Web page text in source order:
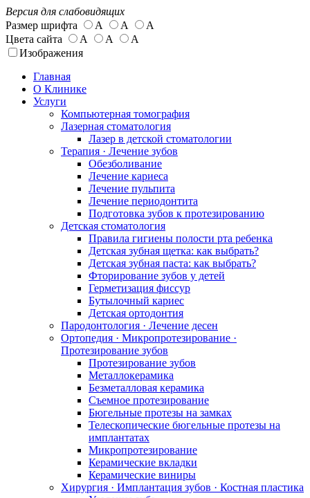
Версия для слабовидящих
Размер шрифта
А А
А
Цвета сайта
А А
А
Изображения
Главная
О Клинике
Услуги
Компьютерная томография
Лазерная стоматология
Лазер в детской стоматологии
Терапия · Лечение зубов
Обезболивание
Лечение кариеса
Лечение пульпита
Лечение периодонтита
Подготовка зубов к протезированию
Детская стоматология
Правила гигиены полости рта ребенка
Детская зубная щетка: как выбрать?
Детская зубная паста: как выбрать?
Фторирование зубов у детей
Герметизация фиссур
Бутылочный кариес
Детская ортодонтия
Пародонтология · Лечение десен
Ортопедия · Микропротезирование ·
Протезирование зубов
Протезирование зубов
Металлокерамика
Безметалловая керамика
Съемное протезирование
Бюгельные протезы на замках
Телескопические бюгельные протезы на
имплантатах
Микропротезирование
Керамические вкладки
Керамические виниры
Хирургия · Имплантация зубов · Костная пластика